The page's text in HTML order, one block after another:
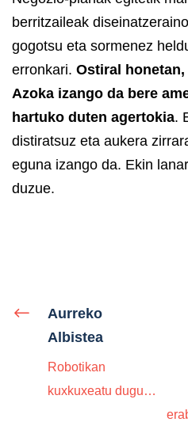
berritzaileak
gogotsu eta sormenez
erronkari. Ostiral
Azoka izango da bere
hartuko duten agertokia.
distiratsuz eta aukera
eguna izango da. Ekin
duzue.
Aurreko
Albistea
Robotikan
kuxkuxeatu dugu…